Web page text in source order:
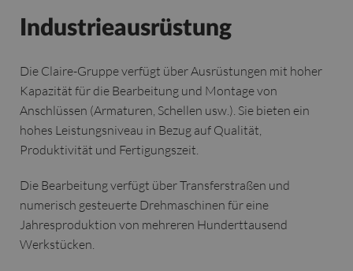
Industrieausrüstung
Die Claire-Gruppe verfügt über Ausrüstungen mit hoher
Kapazität für die Bearbeitung und Montage von
Anschlüssen (Armaturen, Schellen usw.). Sie bieten ein
hohes Leistungsniveau in Bezug auf Qualität,
Produktivität und Fertigungszeit.
Die Bearbeitung verfügt über Transferstraßen und
numerisch gesteuerte Drehmaschinen für eine
Jahresproduktion von mehreren Hunderttausend
Werkstücken.